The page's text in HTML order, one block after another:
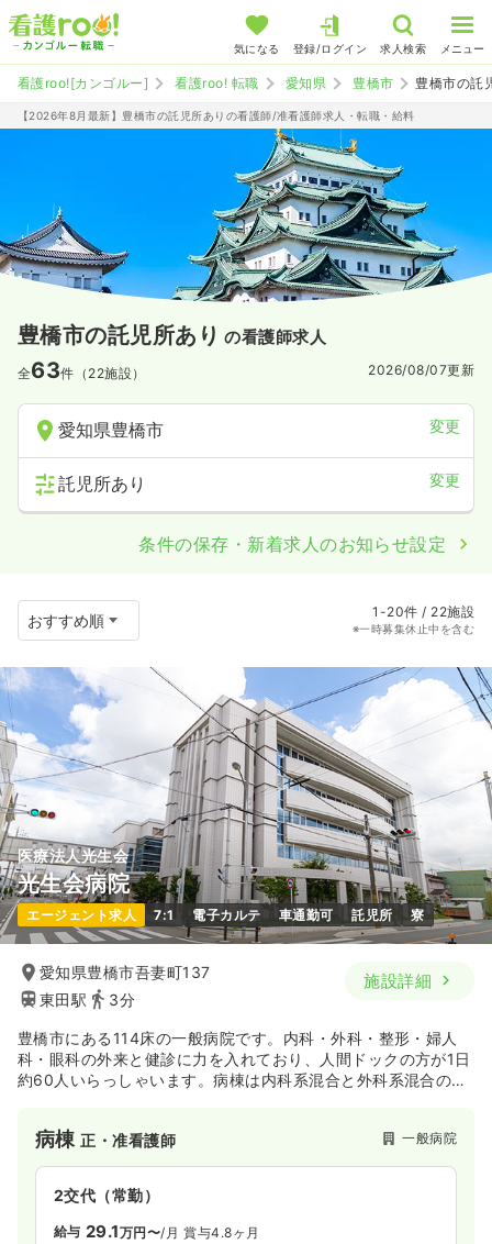
気になる 登録/ログイン 求人検索 メニュー
看護roo![カンゴルー] 看護roo! 転職 愛知県 豊橋市 豊橋市の託
【2026年8月最新】豊橋市の託児所ありの看護師/准看護師求人・転職・給料
豊橋市の託児所あり の看護師求人
全63件（22施設） 2026/08/07更新
愛知県豊橋市 変更
託児所あり 変更
条件の保存・新着求人のお知らせ設定
1-20件 / 22施設
※一時募集休止中を含む
医療法人光生会
光生会病院
エージェント求人 7:1 電子カルテ 車通勤可 託児所 寮
愛知県豊橋市吾妻町137
東田駅
3分
施設詳細
豊橋市にある114床の一般病院です。内科・外科・整形・婦人
科・眼科の外来と健診に力を入れており、人間ドックの方が1日
約60人いらっしゃいます。病棟は内科系混合と外科系混合の2
病棟正・准看護師 一般病院
2交代（常勤）
給与 29.1万円〜/月 賞与4.8ヶ月